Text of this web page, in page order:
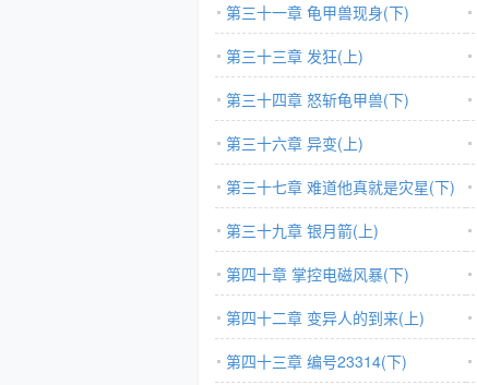
第三十一章 龟甲兽现身(下)
第三十三章 发狂(上)
第三十四章 怒斩龟甲兽(下)
第三十六章 异变(上)
第三十七章 难道他真就是灾星(下)
第三十九章 银月箭(上)
第四十章 掌控电磁风暴(下)
第四十二章 变异人的到来(上)
第四十三章 编号23314(下)